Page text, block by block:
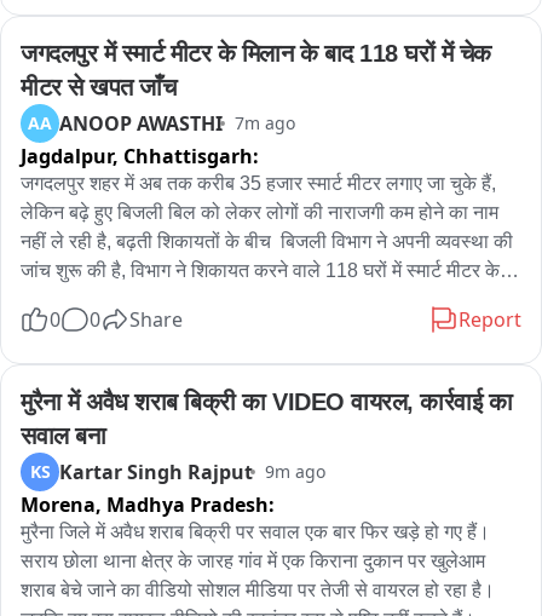
जगदलपुर में स्मार्ट मीटर के मिलान के बाद 118 घरों में चेक
मीटर से खपत जाँच
AA ANOOP AWASTHI 7m ago
Jagdalpur, Chhattisgarh:
जगदलपुर शहर में अब तक करीब 35 हजार स्मार्ट मीटर लगाए जा चुके हैं,
लेकिन बढ़े हुए बिजली बिल को लेकर लोगों की नाराजगी कम होने का नाम
नहीं ले रही है, बढ़ती शिकायतों के बीच  बिजली विभाग ने अपनी व्यवस्था की
जांच शुरू की है, विभाग ने शिकायत करने वाले 118 घरों में स्मार्ट मीटर के
घरों की जांच पूरी हो चुकी है, कार्यपालन अभियंता नंदराम भगत का दावा है
मीटर की कार्यप्रणाली सही पाई गई है, विभाग का कहना है कि जिन
उपभोक्ताओं को संदेह है, उनके यहां भी चेक मीटर लगाकर जांच की जाएगी
और पूरी जानकारी साझा की जाएगी, फिलहाल इस मुद्दे पर विभाग और आम
जनता के दावों के बीच मतभेद बना हुआ है।
0 0 Share Report
मुरैना में अवैध शराब बिक्री का VIDEO वायरल, कार्रवाई का
सवाल बना
KS Kartar Singh Rajput 9m ago
Morena, Madhya Pradesh:
मुरैना जिले में अवैध शराब बिक्री पर सवाल एक बार फिर खड़े हो गए हैं।
सराय छोला थाना क्षेत्र के जारह गांव में एक किराना दुकान पर खुलेआम
शराब बेचे जाने का वीडियो सोशल मीडिया पर तेजी से वायरल हो रहा है।